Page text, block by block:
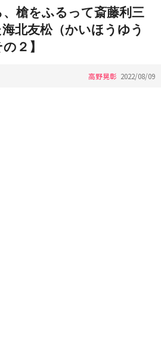
槍をふるって斎藤利三
北友松（かいほうゆう
２】
高野晃彰 2022/08/09